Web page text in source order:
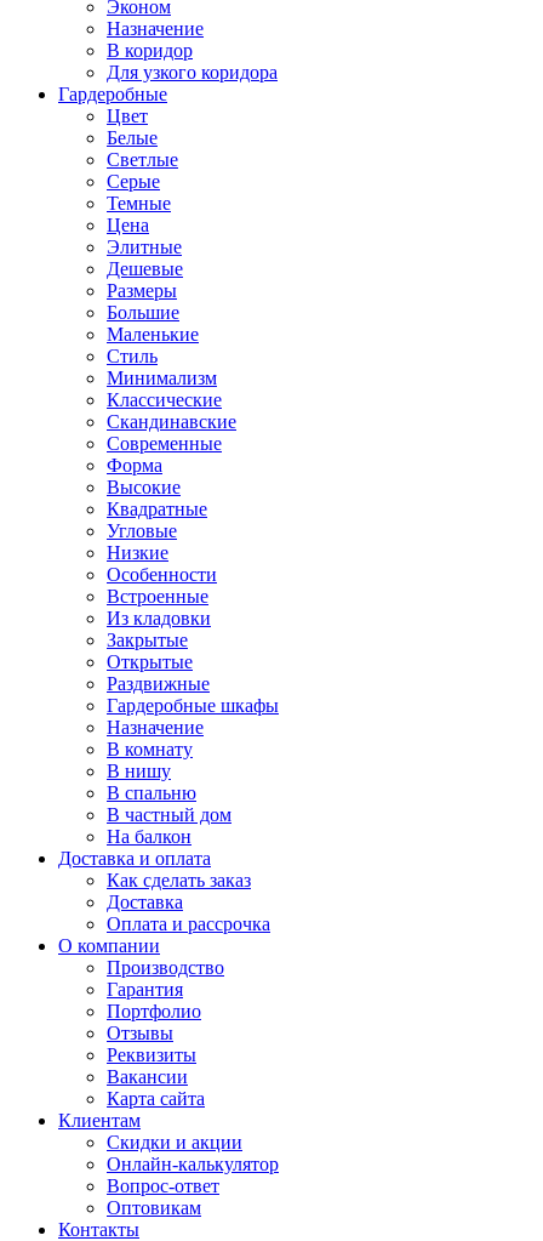
Эконом
Назначение
В коридор
Для узкого коридора
Гардеробные
Цвет
Белые
Светлые
Серые
Темные
Цена
Элитные
Дешевые
Размеры
Большие
Маленькие
Стиль
Минимализм
Классические
Скандинавские
Современные
Форма
Высокие
Квадратные
Угловые
Низкие
Особенности
Встроенные
Из кладовки
Закрытые
Открытые
Раздвижные
Гардеробные шкафы
Назначение
В комнату
В нишу
В спальню
В частный дом
На балкон
Доставка и оплата
Как сделать заказ
Доставка
Оплата и рассрочка
О компании
Производство
Гарантия
Портфолио
Отзывы
Реквизиты
Вакансии
Карта сайта
Клиентам
Скидки и акции
Онлайн-калькулятор
Вопрос-ответ
Оптовикам
Контакты